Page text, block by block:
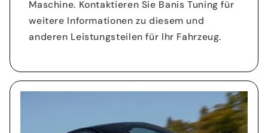
Maschine. Kontaktieren Sie Banis Tuning für
weitere Informationen zu diesem und
anderen Leistungsteilen für Ihr Fahrzeug.